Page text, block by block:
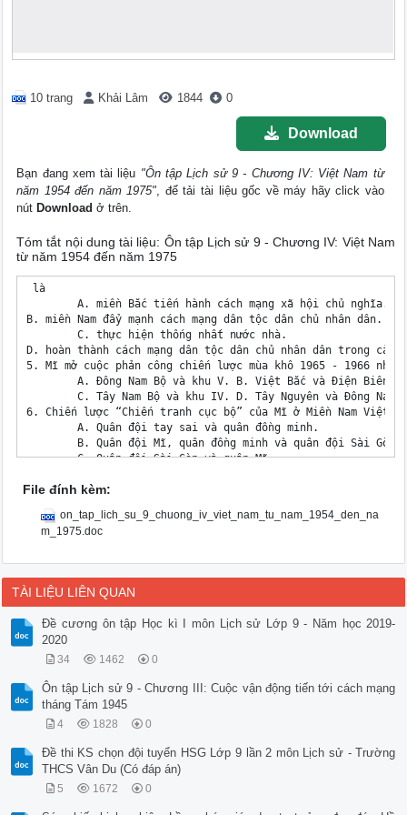
10 trang Khải Lâm 1844 0
Download
Bạn đang xem tài liệu "Ôn tập Lịch sử 9 - Chương IV: Việt Nam từ
năm 1954 đến năm 1975", để tải tài liệu gốc về máy hãy click vào
nút Download ở trên.
Tóm tắt nội dung tài liệu: Ôn tập Lịch sử 9 - Chương IV: Việt Nam
từ năm 1954 đến năm 1975
là
	A. miền Bắc tiến hành cách mạng xã hội chủ nghĩa.
B. miền Nam đẩy mạnh cách mạng dân tộc dân chủ nhân dân.
	C. thực hiện thống nhất nước nhà.
D. hoàn thành cách mạng dân tộc dân chủ nhân dân trong cả
5. Mĩ mở cuộc phản công chiến lược mùa khô 1965 - 1966
	A. Đông Nam Bộ và khu V. B. Việt Bắc và Điện Biên Phủ.
	C. Tây Nam Bộ và khu IV. D. Tây Nguyên và Đông Nam Bộ.
6. Chiến lược “Chiến tranh cục bộ” của Mĩ ở Miền Nam Việt
	A. Quân đội tay sai và quân đồng minh.
	C. Quân đội Sài Gòn và quân Mĩ.
7. Kế hoạch giải phóng Miền Nam được Bộ chính trị Trung
	C. 1974 và 1975. D. 1975 và 1976.
8. Cuộc Tổng tiến công và nổi dậy Xuân 1975 đã phát triển
B. Tây Nguyên, Biên Giới, Hồ Chí Minh.
C. Tây Nguyên, Hồ Chí Minh, Hòa Bình.
D. Tây Nguyên, Huế - Đà Nẵng, Hồ Chí Minh.
A. Buôn Ma Thuột
B. Huế
C. Đà Nẵng
10. Trong đợt hoạt động quân sự Đông- Xuân cuối 1974 đầu
A. Chiến dịch đường 9- Nam Lào.
B. Chiến dịch đường 14- Phước Long
D. Chiến dịch Hòa Bình.
* THÔNG HIỂU:
1. Sự kiện nào sau đây đã đánh dấu bước phát triển nhảy
File đính kèm:
on_tap_lich_su_9_chuong_iv_viet_nam_tu_nam_1954_den_na
m_1975.doc
TÀI LIỆU LIÊN QUAN
Đề cương ôn tập Học kì I môn Lịch sử Lớp 9 - Năm học 2019-
2020
34 1462 0
Ôn tập Lịch sử 9 - Chương III: Cuộc vận động tiến tới cách mạng
tháng Tám 1945
4 1828 0
Đề thi KS chọn đội tuyển HSG Lớp 9 lần 2 môn Lịch sử - Trường
THCS Vân Du (Có đáp án)
5 1672 0